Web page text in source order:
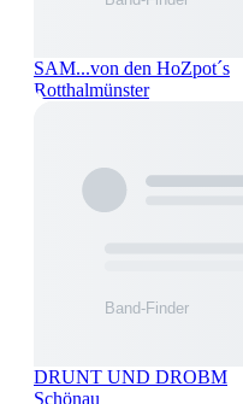
SAM...von den HoZpot´s
Rotthalmünster
DRUNT UND DROBM
Schönau